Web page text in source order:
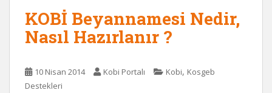
KOBİ Beyannamesi Nedir,
Nasıl Hazırlanır ?
10 Nisan 2014 Kobi Portalı Kobi, Kosgeb
Destekleri